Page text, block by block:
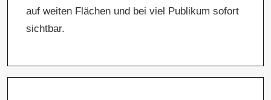
auf weiten Flächen und bei viel Publikum sofort
sichtbar.